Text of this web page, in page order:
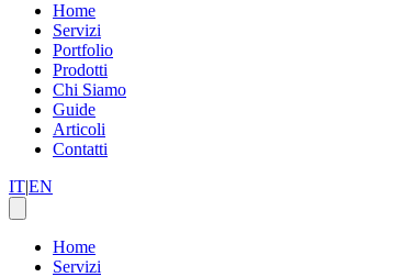
Home
Servizi
Portfolio
Prodotti
Chi Siamo
Guide
Articoli
Contatti
IT|EN
Home
Servizi